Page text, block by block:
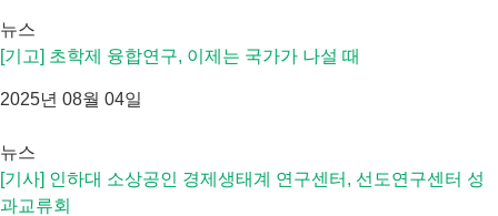
뉴스
[기고] 초학제 융합연구, 이제는 국가가 나설 때
2025년 08월 04일
뉴스
[기사] 인하대 소상공인 경제생태계 연구센터, 선도연구센터 성
과교류회